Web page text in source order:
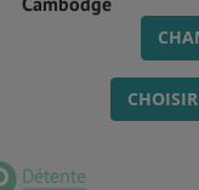
Détente